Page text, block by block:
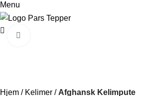
Menu
0kr
Hjem Kelimer
Afghansk Kelimpute